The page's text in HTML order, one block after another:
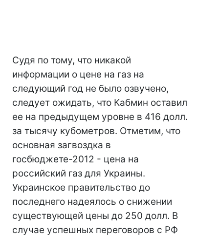
Судя по тому, что никакой
информации о цене на газ на
следующий год не было озвучено,
следует ожидать, что Кабмин оставил
ее на предыдущем уровне в 416 долл.
за тысячу кубометров. Отметим, что
основная загвоздка в
госбюджете-2012 - цена на
российский газ для Украины.
Украинское правительство до
последнего надеялось о снижении
существующей цены до 250 долл. В
случае успешных переговоров с РФ